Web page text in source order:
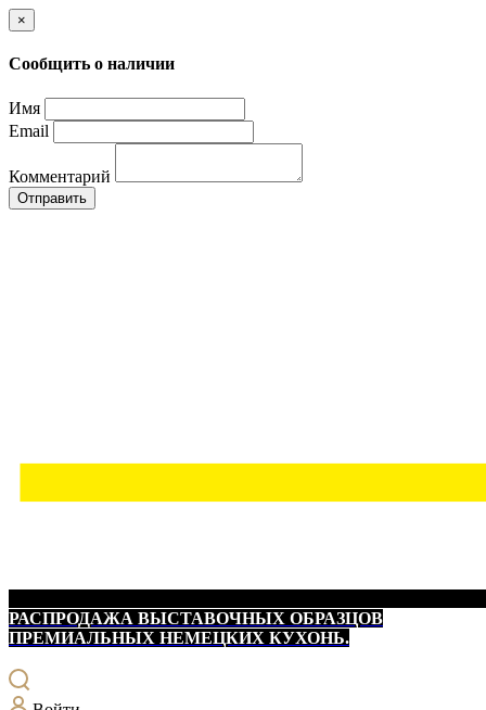
×
Сообщить о наличии
Имя
Email
Комментарий
Отправить
РАСПРОДАЖА ВЫСТАВОЧНЫХ ОБРАЗЦОВ
ПРЕМИАЛЬНЫХ НЕМЕЦКИХ КУХОНЬ.